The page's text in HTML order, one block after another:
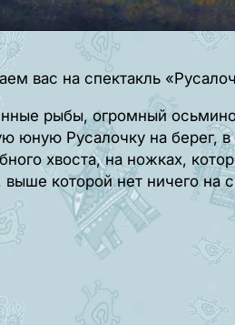
вас на спектакль
рыбы, огромный
юную Русалочку на берег,
хвоста, на ножках,
которой нет ничего на